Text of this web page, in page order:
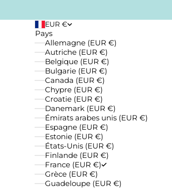
EUR €
Pays
Allemagne (EUR €)
Autriche (EUR €)
Belgique (EUR €)
Bulgarie (EUR €)
Canada (EUR €)
Chypre (EUR €)
Croatie (EUR €)
Danemark (EUR €)
Émirats arabes unis (EUR €)
Espagne (EUR €)
Estonie (EUR €)
États-Unis (EUR €)
Finlande (EUR €)
France (EUR €)
Grèce (EUR €)
Guadeloupe (EUR €)